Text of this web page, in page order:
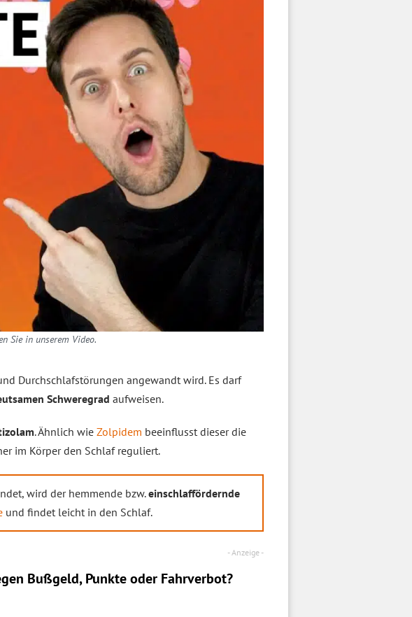
Sie in unserem Video.
Durchschlafstörungen angewandt wird. Es darf
Schweregrad aufweisen.
. Ähnlich wie Zolpidem beeinflusst dieser die
im Körper den Schlaf reguliert.
wird der hemmende bzw.einschlaffördernde
und findet leicht in den Schlaf.
Bußgeld, Punkte oder Fahrverbot?